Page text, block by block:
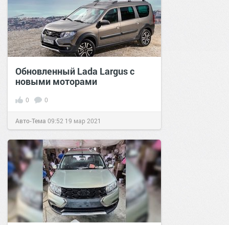
Обновленный Lada Largus с
новыми моторами
0 0
Авто-Тема 09:52 19 мар 2021